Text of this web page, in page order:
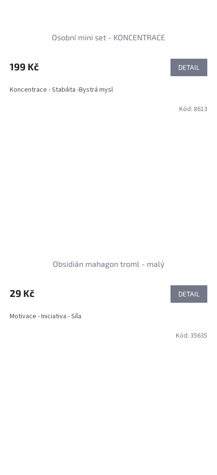
Osobní mini set - KONCENTRACE
199 Kč DETAIL
Koncentrace - Stabilita -Bystrá mysl
Obsidián mahagon troml - malý
29 Kč DETAIL
Motivace - Iniciativa - Síla
Kód: 8613
Kód: 35635